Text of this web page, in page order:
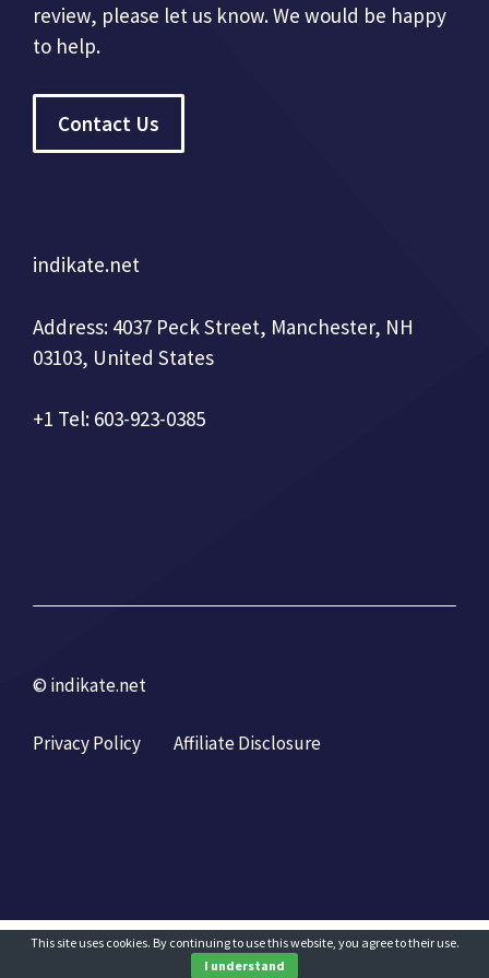
review, please let us know. We would be happy
to help.
Contact Us
indikate.net
Address: 4037 Peck Street, Manchester, NH
03103, United States
+1 Tel: 603-923-0385
© indikate.net
Privacy Policy Affiliate Disclosure
This site uses cookies. By continuing to use this website, you agree to their use.
I understand